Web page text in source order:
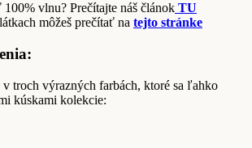
vlnu? Prečítajte náš článok TU
môžeš prečítať na tejto stránke
v troch výrazných farbách, ktoré sa ľahko
kúskami kolekcie: